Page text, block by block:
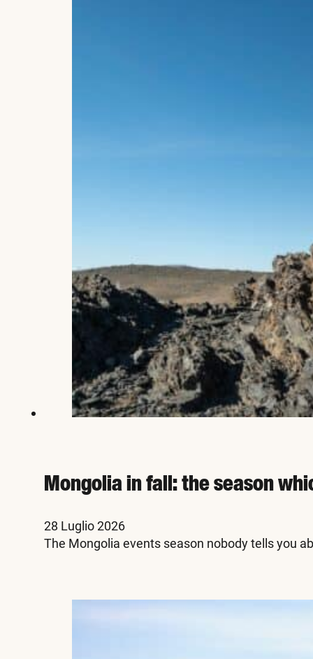
Mongolia in fall: the season
28 Luglio 2026
The Mongolia events season nobody tells you